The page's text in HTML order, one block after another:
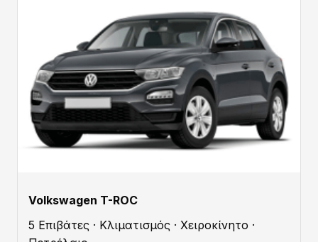
Volkswagen T-ROC
5 Επιβάτες · Κλιματισμός · Χειροκίνητο ·